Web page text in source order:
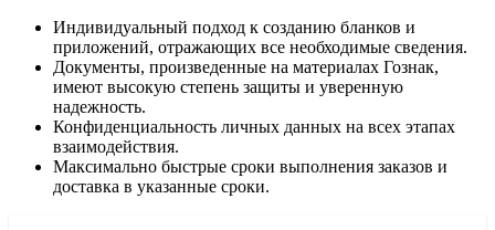
Индивидуальный подход к созданию бланков и
приложений, отражающих все необходимые сведения.
Документы, произведенные на материалах Гознак,
имеют высокую степень защиты и уверенную
надежность.
Конфиденциальность личных данных на всех этапах
взаимодействия.
Максимально быстрые сроки выполнения заказов и
доставка в указанные сроки.